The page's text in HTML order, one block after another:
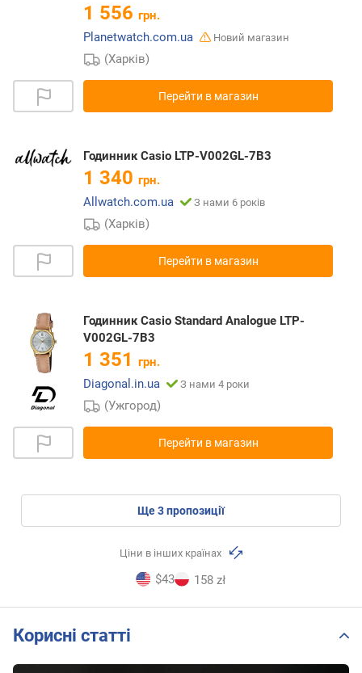
1 556 грн.
Planetwatch.com.ua
Новий магазин
(Харків)
Перейти в магазин
Годинник Casio LTP-V002GL-7B3
1 340 грн.
Allwatch.com.ua
З нами 6 років
(Харків)
Перейти в магазин
Годинник Casio Standard Analogue LTP-
V002GL-7B3
1 351 грн.
Diagonal.in.ua
З нами 4 роки
(Ужгород)
Перейти в магазин
ще3пропозиції
Ціни в інших країнах
$43 158 zł
Корисні статті